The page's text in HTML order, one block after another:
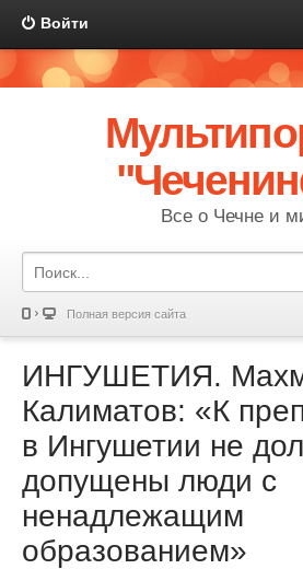
Войти
Все о Чечне и
Полная версия сайта
ИНГУШЕТИЯ.
Калиматов: «К
в Ингушетии не
допущены люди с
ненадлежащим
образованием»